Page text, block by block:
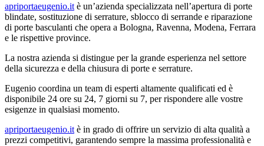
apriportaeugenio.it è un’azienda specializzata nell’apertura di porte
blindate, sostituzione di serrature, sblocco di serrande e riparazione
di porte basculanti che opera a Bologna, Ravenna, Modena, Ferrara
e le rispettive province.
La nostra azienda si distingue per la grande esperienza nel settore
della sicurezza e della chiusura di porte e serrature.
Eugenio coordina un team di esperti altamente qualificati ed è
disponibile 24 ore su 24, 7 giorni su 7, per rispondere alle vostre
esigenze in qualsiasi momento.
apriportaeugenio.it è in grado di offrire un servizio di alta qualità a
prezzi competitivi, garantendo sempre la massima professionalità e